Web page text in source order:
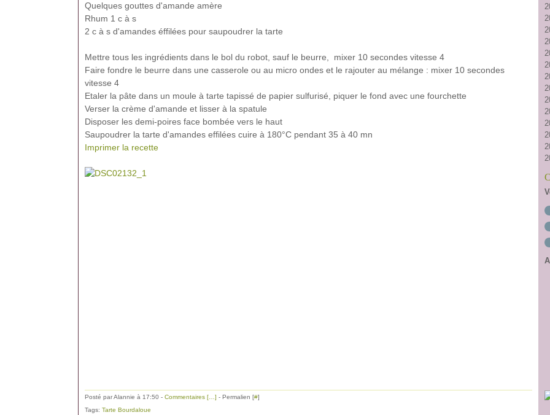
Quelques gouttes d'amande amère
Rhum 1 c à s
2 c à s d'amandes éffilées pour saupoudrer la tarte
Mettre tous les ingrédients dans le bol du robot, sauf le beurre, mixer 10 secondes vitesse 4
Faire fondre le beurre dans une casserole ou au micro ondes et le rajouter au mélange : mixer 10 secondes
vitesse 4
Etaler la pâte dans un moule à tarte tapissé de papier sulfurisé, piquer le fond avec une fourchette
Verser la crème d'amande et lisser à la spatule
Disposer les demi-poires face bombée vers le haut
Saupoudrer la tarte d'amandes effilées cuire à 180°C pendant 35 à 40 mn
Imprimer la recette
Posté par Alannie à 17:50 - Commentaires [ ] - Permalien [#]
Tags: Tarte Bourdaloue